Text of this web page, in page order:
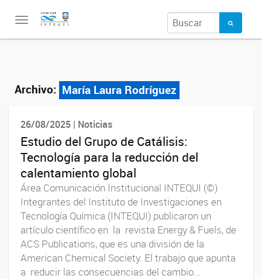
Toggle
Archivo: María Laura Rodríguez
26/08/2025 | Noticias
Estudio del Grupo de Catálisis:
Tecnología para la reducción del
calentamiento global
Área Comunicación Institucional INTEQUI (©)
Integrantes del Instituto de Investigaciones en
Tecnología Química (INTEQUI) publicaron un
artículo científico en la revista Energy & Fuels, de
ACS Publications, que es una división de la
American Chemical Society. El trabajo que apunta
a reducir las consecuencias del cambio...